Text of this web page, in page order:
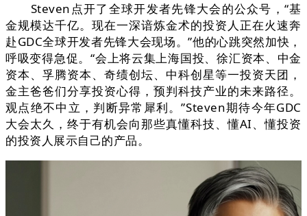
Steven点开了全球开发者先锋大会的公众号，“基
金规模达千亿。现在一深谙炼金术的投资人正在火速奔
赴GDC全球开发者先锋大会现场。”他的心跳突然加快，
呼吸变得急促。“会上将云集上海国投、徐汇资本、中金
资本、孚腾资本、奇绩创坛、中科创星等一投资天团，
金主爸爸们分享投资心得，预判科技产业的未来路径。
观点绝不中立，判断异常犀利。”Steven期待今年GDC
大会太久，终于有机会向那些真懂科技、懂AI、懂投资
的投资人展示自己的产品。